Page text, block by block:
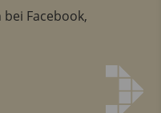
Facebook,